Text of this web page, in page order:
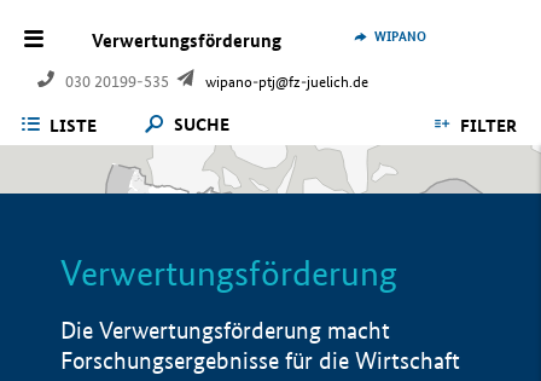
Verwertungsförderung
030 20199-535 wipano-ptj@fz-juelich.de
WIPANO
LISTE SUCHE FILTER
Verwertungsförderung
Die Verwertungsförderung macht
Forschungsergebnisse für die Wirtschaft